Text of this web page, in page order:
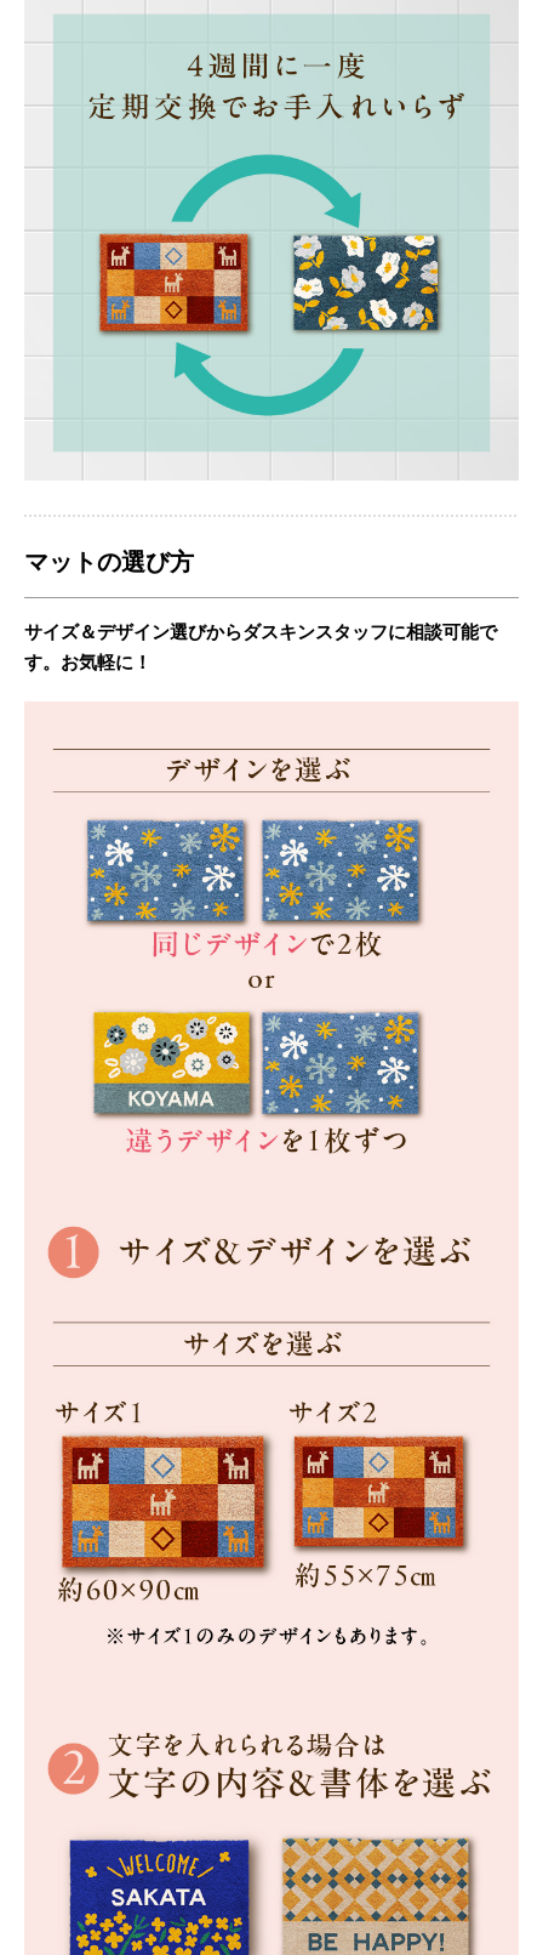
マットの選び方
サイズ＆デザイン選びからダスキンスタッフに相談可能で
す。お気軽に！